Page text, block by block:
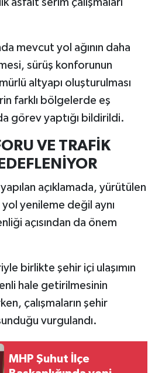
asfalt serim çalışmaları
mevcut yol ağının daha
sürüş konforunun
altyapı oluşturulması
farklı bölgelerde eş
görev yaptığı bildirildi.
VE TRAFİK
açıklamada, yürütülen
yol yenileme değil aynı
açısından da önem
birlikte şehir içi ulaşımın
hale getirilmesinin
çalışmaların şehir
vurgulandı.
MHP Şuhut İlçe